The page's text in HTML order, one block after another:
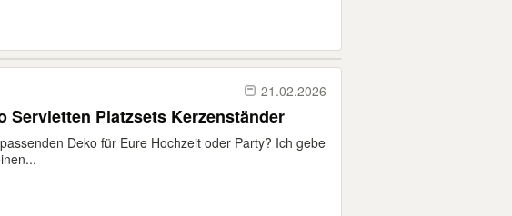
21.02.2026
Servietten Platzsets Kerzenständer
Deko für Eure Hochzeit oder Party? Ich gebe